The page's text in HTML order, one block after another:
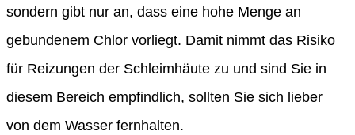
sondern gibt nur an, dass eine hohe Menge an
gebundenem Chlor vorliegt. Damit nimmt das Risiko
für Reizungen der Schleimhäute zu und sind Sie in
diesem Bereich empfindlich, sollten Sie sich lieber
von dem Wasser fernhalten.